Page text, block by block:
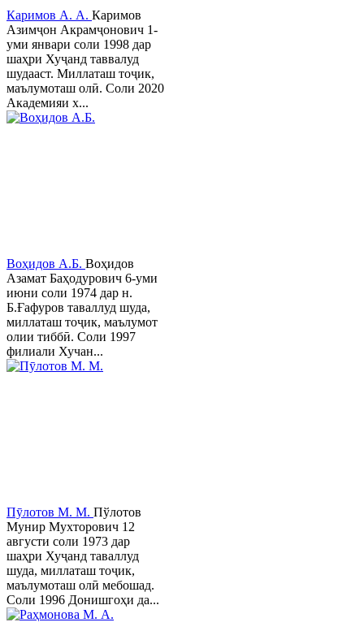
Каримов А. А. Каримов
Азимҷон Акрамҷонович 1-
уми январи соли 1998 дар
шаҳри Хуҷанд таввалуд
шудааст. Миллаташ тоҷик,
маълумоташ олӣ. Соли 2020
Академияи х...
Воҳидов А.Б. Воҳидов
Азамат Баҳодурович 6-уми
июни соли 1974 дар н.
Б.Ғафуров таваллуд шуда,
миллаташ тоҷик, маълумот
олии тиббӣ. Соли 1997
филиали Хучан...
Пӯлотов М. М. Пўлотов
Мунир Мухторович 12
августи соли 1973 дар
шаҳри Хуҷанд таваллуд
шуда, миллаташ тоҷик,
маълумоташ олӣ мебошад.
Соли 1996 Донишгоҳи да...